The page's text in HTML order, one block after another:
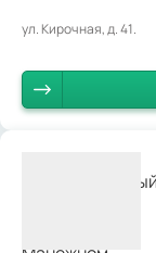
ул. Кирочная, д. 41.